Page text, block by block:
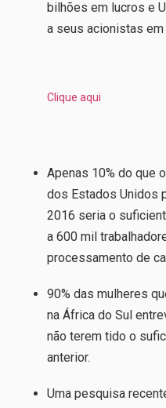
bilhões em lucros e
a seus acionistas em
Clique aqui
Apenas 10% do que
dos Estados Unidos
2016 seria o
a 600 mil
processamento de
90% das mulheres
na África do Sul
não terem tido o
anterior.
Uma pesquisa